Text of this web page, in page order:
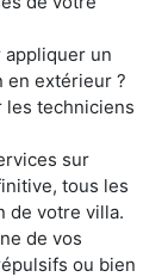
un
en extérieur ?
les techniciens
sur
tous les
de votre villa.
de vos
ou bien